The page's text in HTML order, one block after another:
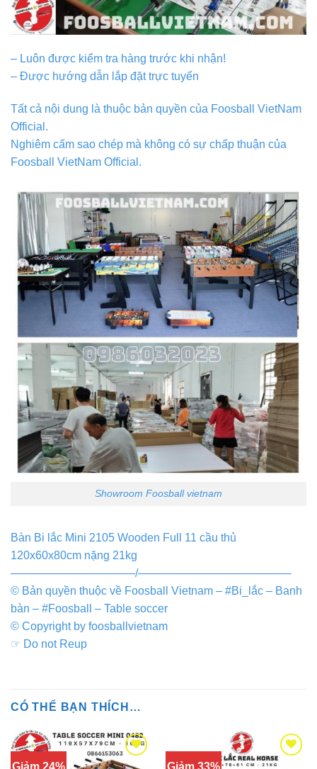
– Luôn được kiểm tra hàng trước khi nhận!
– Được hướng dẫn lắp đặt trực tuyến
Tất cả nội dung là thuộc bản quyền của Foosball VietNam
Official.
Nghiêm cấm sao chép mà không có sự chấp thuận của
Foosball VietNam Official.
Showroom Foosball vietnam
Bàn Bi lắc Mini 2105 Wooden Full 11 cầu thủ
120x60x80cm nặng 21kg
———————————/—————————————–
© Bản quyền thuộc về Foosball Vietnam – #Bi_lắc – Banh
bàn – #Foosball – Table soccer
© Copyright by foosballvietnam
☞ Do not Reup
CÓ THỂ BẠN THÍCH…
Giảm 24% Giảm 33%